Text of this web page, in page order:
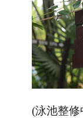
(泳池整修